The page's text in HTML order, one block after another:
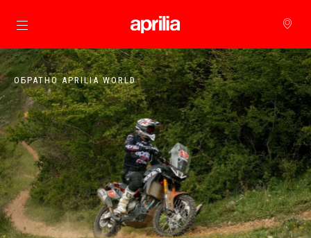
Основна страница
ОБРАТНО APRILIA WORLD